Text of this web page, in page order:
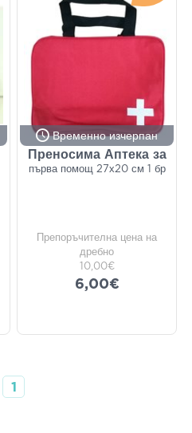
Временно изчерпан
Преносима Аптека за
първа помощ 27х20 см 1 бр
Препоръчителна цена на
дребно
10,00€
6,00€
1